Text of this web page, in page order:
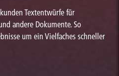
Textentwürfe für
andere Dokumente. So
um ein Vielfaches schneller